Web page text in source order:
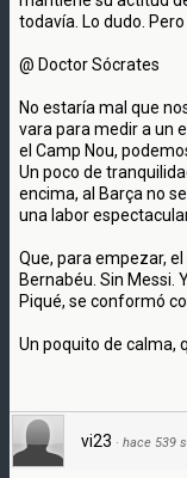
todavía. Lo dudo. Pero
@ Doctor Sócrates
No estaría mal que
vara para medir a un
el Camp Nou,
Un poco de
encima, al Barça no
una labor
Que, para empezar,
Bernabéu. Sin Messi.
Piqué, se conformó
Un poquito de calma,
vi23 · hace 539